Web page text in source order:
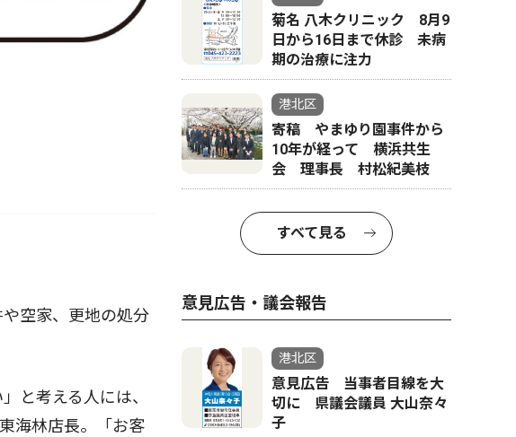
空家、更地の処分
と考える人には、
海林店長。「お客
菊名 八木クリニック 8月9
日から16日まで休診 未病
期の治療に注力
港北区
寄稿 やまゆり園事件から
10年が経って 横浜共生
会 理事長 村松紀美枝
すべて見る
意見広告・議会報告
港北区
意見広告 当事者目線を大
切に 県議会議員 大山奈々
子